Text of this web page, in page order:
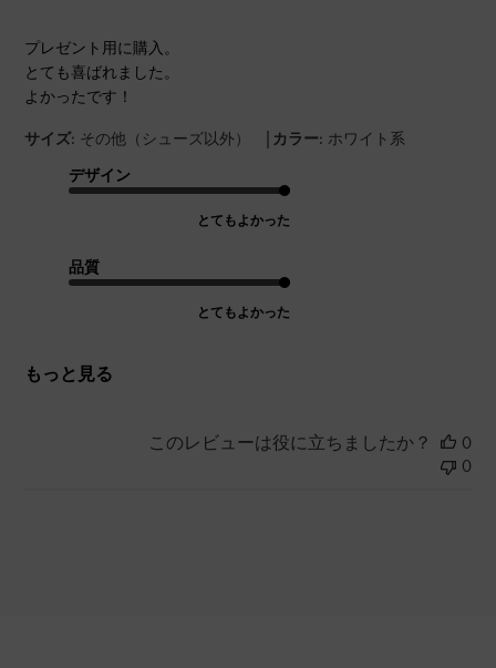
プレゼント用に購入。
とても喜ばれました。
よかったです！
サイズ: その他（シューズ以外） | カラー: ホワイト系
デザイン
とてもよかった
品質
とてもよかった
もっと見る
このレビューは役に立ちましたか？
0
0